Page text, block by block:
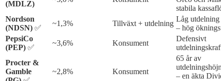
(MDLZ)
stabila
Nordson
(NDSN) ✅
~1,3% Tillväxt + utdelning
Låg utdelning
– hög
PepsiCo
(PEP) ✅
~3,6% Konsument
Defensivt
Procter &
Gamble
~2,8% Konsument
65 år av
– en äkta